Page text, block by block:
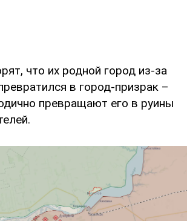
что их родной город из-за
в город-призрак –
превращают его в руины